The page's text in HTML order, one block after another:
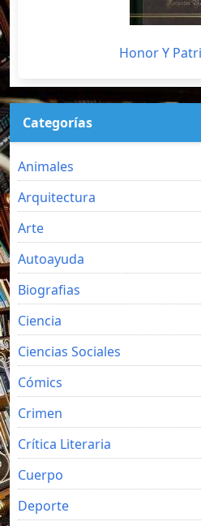
Honor Y
Categorías
Animales
Arquitectura
Arte
Autoayuda
Biografias
Ciencia
Ciencias Sociales
Cómics
Crimen
Crítica Literaria
Cuerpo
Deporte